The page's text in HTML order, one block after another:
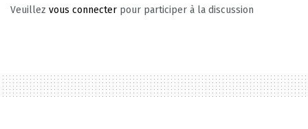
Veuillez vous connecter pour participer à la discussion